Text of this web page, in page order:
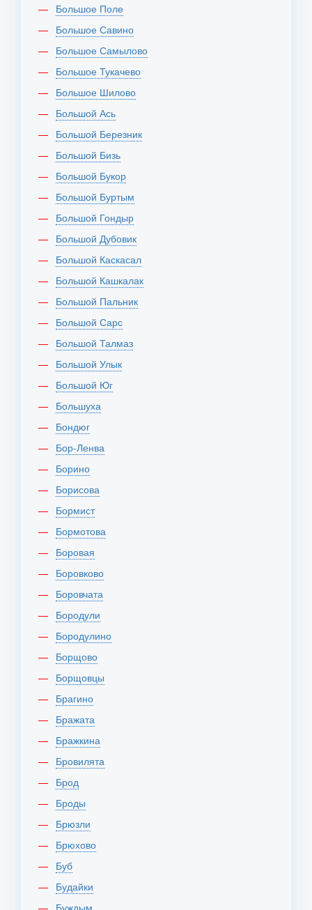
Большое Поле
Большое Савино
Большое Самылово
Большое Тукачево
Большое Шилово
Большой Ась
Большой Березник
Большой Бизь
Большой Букор
Большой Буртым
Большой Гондыр
Большой Дубовик
Большой Каскасал
Большой Кашкалак
Большой Пальник
Большой Сарс
Большой Талмаз
Большой Улык
Большой Юг
Большуха
Бондюг
Бор-Ленва
Борино
Борисова
Бормист
Бормотова
Боровая
Боровково
Боровчата
Бородули
Бородулино
Борщово
Борщовцы
Брагино
Бражата
Бражкина
Бровилята
Брод
Броды
Брюзли
Брюхово
Буб
Будайки
Буждым